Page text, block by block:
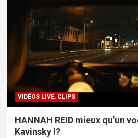
VIDÉOS LIVE, CLIPS
HANNAH REID mieux qu’un
Kavinsky !?